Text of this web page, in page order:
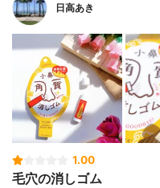
日高あき
1.00
毛穴の消しゴム